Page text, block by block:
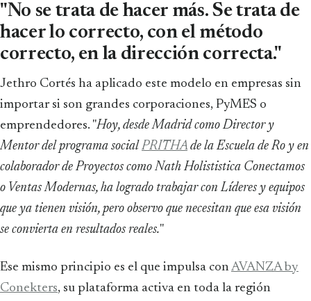
"No se trata de hacer más. Se trata de
hacer lo correcto, con el método
correcto, en la dirección correcta."
Jethro Cortés ha aplicado este modelo en empresas sin
importar si son grandes corporaciones, PyMES o
emprendedores. "Hoy, desde Madrid como Director y
Mentor del programa social PRITHAde la Escuela de Ro y en
colaborador de Proyectos como Nath Holististica Conectamos
o Ventas Modernas, ha logrado trabajar con Líderes y equipos
que ya tienen visión, pero observo que necesitan que esa visión
se convierta en resultados reales."
Ese mismo principio es el que impulsa conAVANZA by
Conekters, su plataforma activa en toda la región